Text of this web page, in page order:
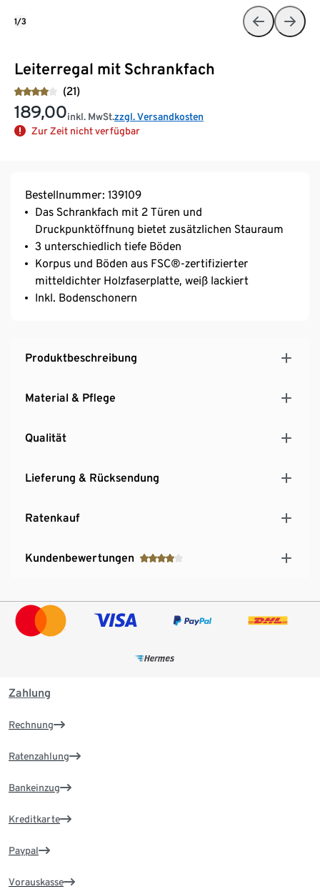
Leiterregal mit Schrankfach
(21)
189,00inkl. MwSt.zzgl. Versandkosten
Zur Zeit nicht verfügbar
1/3
Bestellnummer: 139109
Das Schrankfach mit 2 Türen und
Druckpunktöffnung bietet zusätzlichen Stauraum
3 unterschiedlich tiefe Böden
Korpus und Böden aus FSC®-zertifizierter
mitteldichter Holzfaserplatte, weiß lackiert
Inkl. Bodenschonern
Produktbeschreibung
Material & Pflege
Qualität
Lieferung & Rücksendung
Ratenkauf
Kundenbewertungen
Zahlung
Rechnung
Ratenzahlung
Bankeinzug
Kreditkarte
Paypal
Vorauskasse